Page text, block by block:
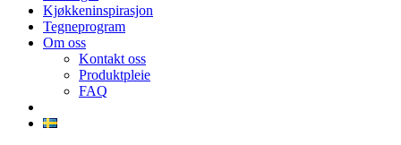
Kjøkkeninspirasjon
Tegneprogram
Om oss
Kontakt oss
Produktpleie
FAQ